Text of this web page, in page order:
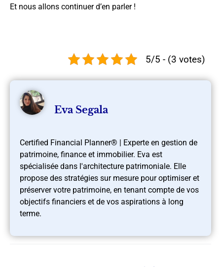
Et nous allons continuer d’en parler !
5/5 - (3 votes)
Eva Segala
Certified Financial Planner® | Experte en gestion de
patrimoine, finance et immobilier. Eva est
spécialisée dans l'architecture patrimoniale. Elle
propose des stratégies sur mesure pour optimiser et
préserver votre patrimoine, en tenant compte de vos
objectifs financiers et de vos aspirations à long
terme.